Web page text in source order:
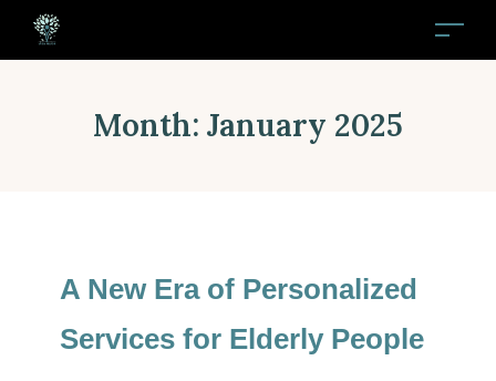
Month: January 2025
A New Era of Personalized
Services for Elderly People